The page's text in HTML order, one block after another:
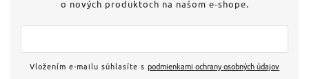
o nových produktoch na našom e-shope.
Vložením e-mailu súhlasíte s podmienkami ochrany osobných údajov